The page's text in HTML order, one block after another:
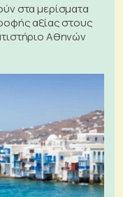
στα μερίσματα
αξίας στους
Αθηνών